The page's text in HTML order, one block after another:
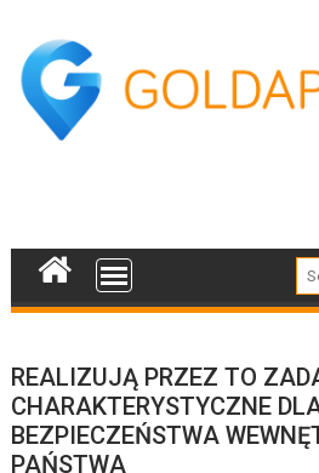
content
REALIZUJĄ PRZEZ TO
CHARAKTERYSTYCZNE
BEZPIECZEŃSTWA
PAŃSTWA